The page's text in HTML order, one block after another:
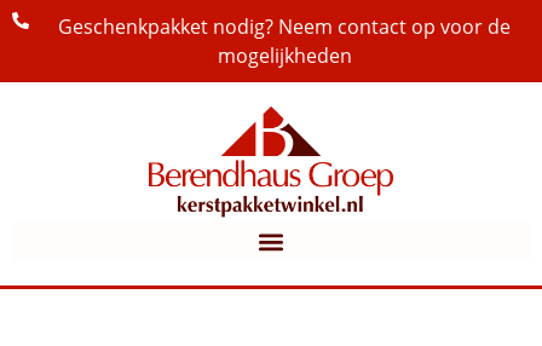
Geschenkpakket nodig? Neem contact op voor de
mogelijkheden